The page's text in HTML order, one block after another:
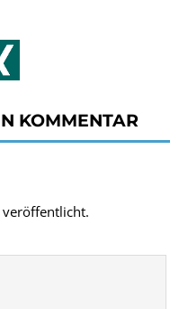
KOMMENTAR
veröffentlicht.